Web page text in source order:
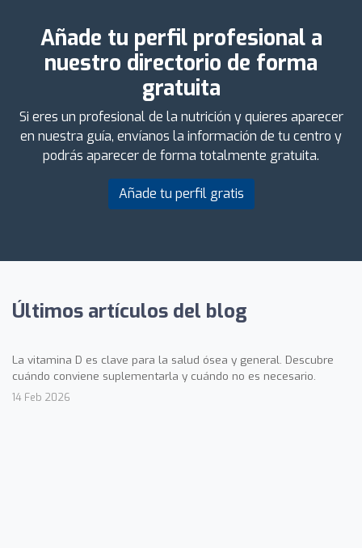
Añade tu perfil profesional a
nuestro directorio de forma
gratuita
Si eres un profesional de la nutrición y quieres aparecer
en nuestra guía, envíanos la información de tu centro y
podrás aparecer de forma totalmente gratuita.
Añade tu perfil gratis
Últimos artículos del blog
La vitamina D es clave para la salud ósea y general. Descubre
cuándo conviene suplementarla y cuándo no es necesario.
14 Feb 2026